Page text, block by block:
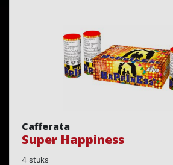
Cafferata
Super Happiness
4 stuks